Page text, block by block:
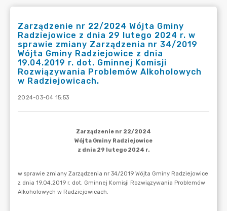
Zarządzenie nr 22/2024 Wójta Gminy
Radziejowice z dnia 29 lutego 2024 r. w
sprawie zmiany Zarządzenia nr 34/2019
Wójta Gminy Radziejowice z dnia
19.04.2019 r. dot. Gminnej Komisji
Rozwiązywania Problemów Alkoholowych
w Radziejowicach.
2024-03-04 15:53